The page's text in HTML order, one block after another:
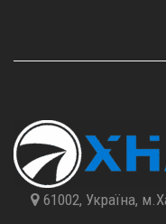
61002, Україна,